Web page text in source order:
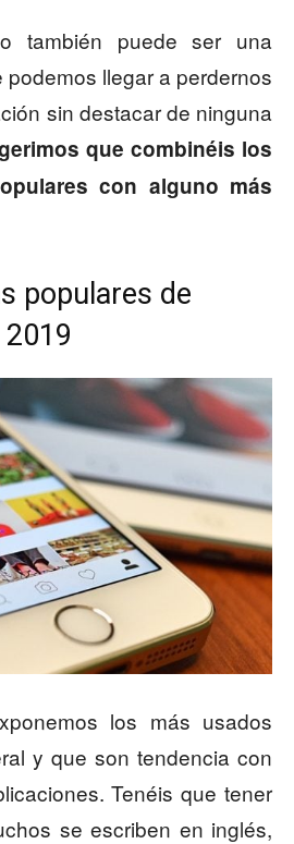
también puede ser una
llegar a perdernos
sin destacar de ninguna
que combinéis los
con alguno más
populares de
los más usados
y que son tendencia con
Tenéis que tener
se escriben en inglés,